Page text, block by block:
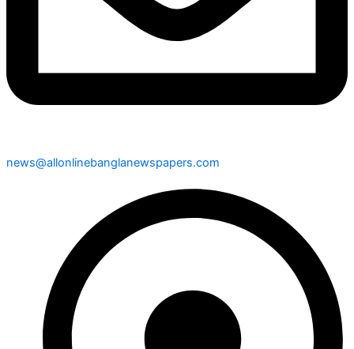
news@allonlinebanglanewspapers.com